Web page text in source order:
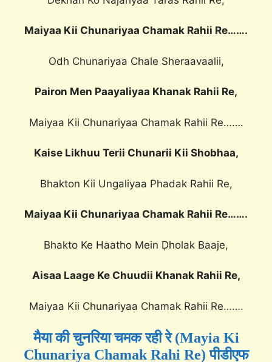
Maiyaa Kii Chunariyaa Chamak Rahii Re…….
Odh Chunariyaa Chale Sheraavaalii,
Pairon Men Paayaliyaa Khanak Rahii Re,
Maiyaa Kii Chunariyaa Chamak Rahii Re…….
Kaise Likhuu Terii Chunarii Kii Shobhaa,
Bhakton Kii Ungaliyaa Phadak Rahii Re,
Maiyaa Kii Chunariyaa Chamak Rahii Re…….
Bhakto Ke Haatho Mein Ḍholak Baaje,
Aisaa Laage Ke Chuudii Khanak Rahii Re,
Maiyaa Kii Chunariyaa Chamak Rahii Re…….
मैया की चुनरिया चमक रही रे (Mayia Ki
Chunariya Chamak Rahi Re) पीडीएफ